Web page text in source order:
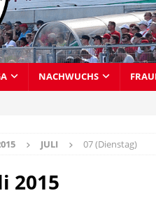
NACHWUCHS
JULI 07 (Dienstag)
2015